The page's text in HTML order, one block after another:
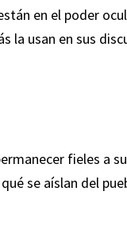
en el poder
la usan en sus
fieles a
se aíslan del